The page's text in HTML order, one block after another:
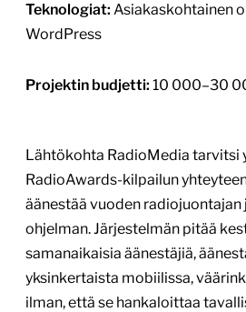
Teknologiat: Asiakaskohtainen
WordPress
Projektin budjetti: 10 000–30
Lähtökohta RadioMedia tarvitsi
RadioAwards-kilpailun
äänestää vuoden radiojuontajan
ohjelman. Järjestelmän pitää
samanaikaisia äänestäjiä,
yksinkertaista mobiilissa,
ilman, että se hankaloittaa